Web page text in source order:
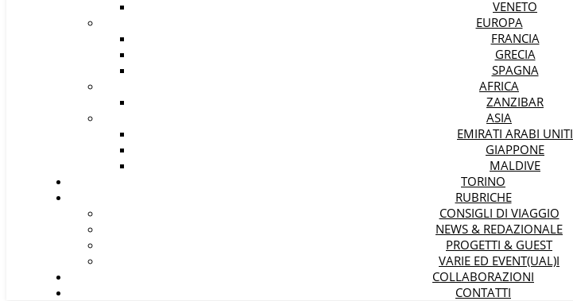
VENETO
EUROPA
FRANCIA
GRECIA
SPAGNA
AFRICA
ZANZIBAR
ASIA
EMIRATI ARABI UNITI
GIAPPONE
MALDIVE
TORINO
RUBRICHE
CONSIGLI DI VIAGGIO
NEWS & REDAZIONALE
PROGETTI & GUEST
VARIE ED EVENT(UAL)I
COLLABORAZIONI
CONTATTI